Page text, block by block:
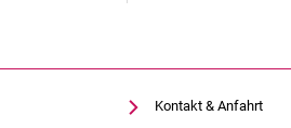
Kontakt & Anfahrt